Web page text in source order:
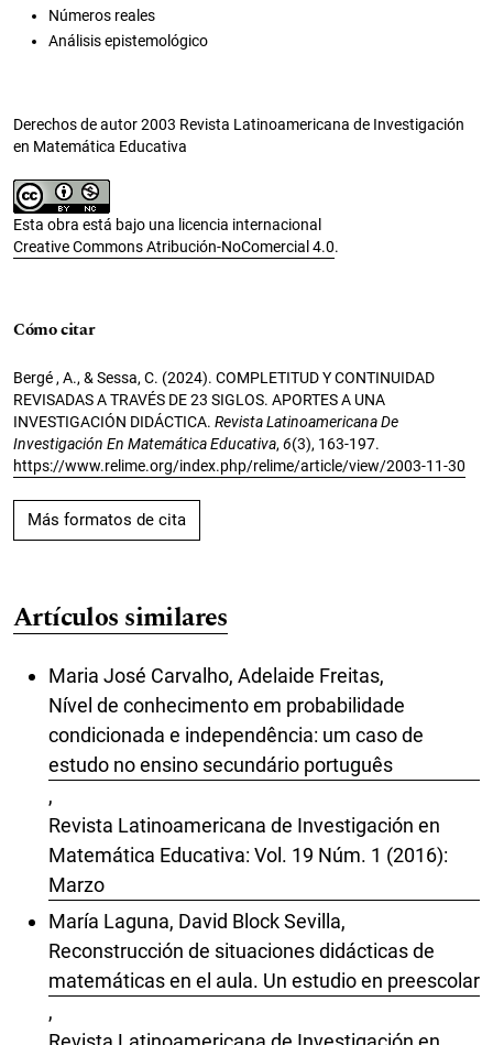
Números reales
Análisis epistemológico
Derechos de autor 2003 Revista Latinoamericana de Investigación
en Matemática Educativa
Esta obra está bajo una licencia internacional
Creative Commons Atribución-NoComercial 4.0.
Cómo citar
Bergé , A., & Sessa, C. (2024). COMPLETITUD Y CONTINUIDAD
REVISADAS A TRAVÉS DE 23 SIGLOS. APORTES A UNA
INVESTIGACIÓN DIDÁCTICA. Revista Latinoamericana De
Investigación En Matemática Educativa, 6(3), 163-197.
https://www.relime.org/index.php/relime/article/view/2003-11-30
Más formatos de cita
Artículos similares
Maria José Carvalho, Adelaide Freitas,
Nível de conhecimento em probabilidade
condicionada e independência: um caso de
estudo no ensino secundário português
,
Revista Latinoamericana de Investigación en
Matemática Educativa: Vol. 19 Núm. 1 (2016):
Marzo
María Laguna, David Block Sevilla,
Reconstrucción de situaciones didácticas de
matemáticas en el aula. Un estudio en preescolar
,